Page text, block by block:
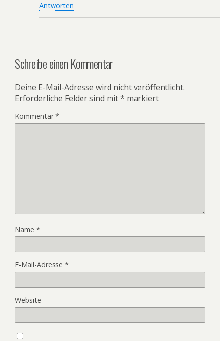
Antworten
Schreibe einen Kommentar
Deine E-Mail-Adresse wird nicht veröffentlicht.
Erforderliche Felder sind mit* markiert
Kommentar*
Name *
E-Mail-Adresse *
Website